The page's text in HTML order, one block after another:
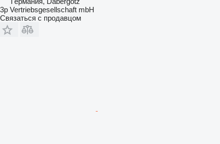
3p Vertriebsgesellschaft mbH
Связаться с продавцом